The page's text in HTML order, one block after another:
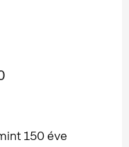
150 éve